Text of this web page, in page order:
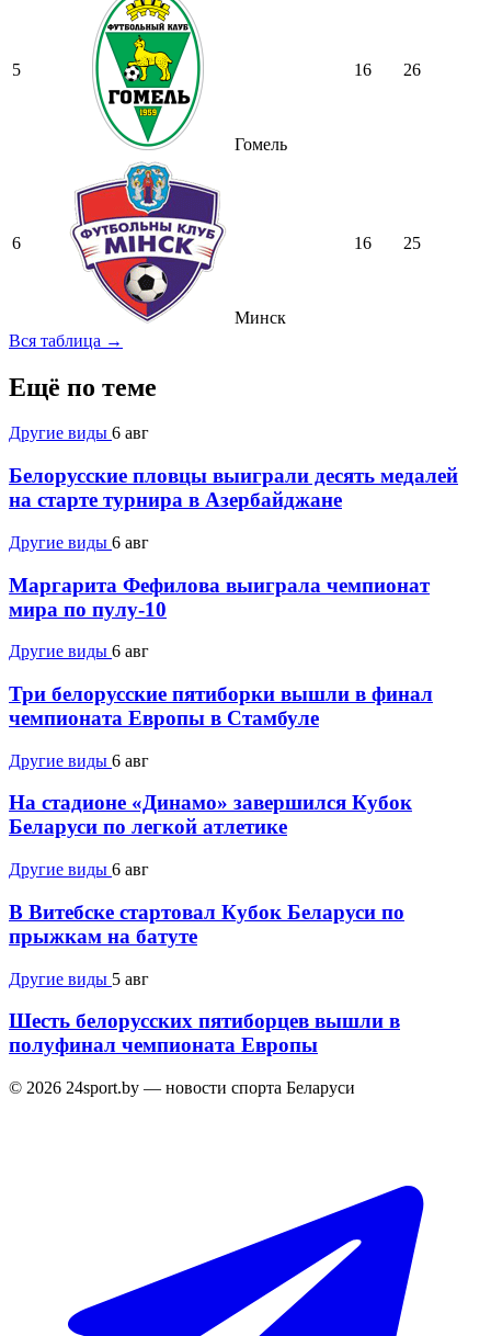
5
Гомель
16 26
6
Минск
16 25
Вся таблица →
Ещё по теме
Другие виды 6 авг
Белорусские пловцы выиграли десять медалей
на старте турнира в Азербайджане
Другие виды 6 авг
Маргарита Фефилова выиграла чемпионат
мира по пулу-10
Другие виды 6 авг
Три белорусские пятиборки вышли в финал
чемпионата Европы в Стамбуле
Другие виды 6 авг
На стадионе «Динамо» завершился Кубок
Беларуси по легкой атлетике
Другие виды 6 авг
В Витебске стартовал Кубок Беларуси по
прыжкам на батуте
Другие виды 5 авг
Шесть белорусских пятиборцев вышли в
полуфинал чемпионата Европы
© 2026 24sport.by — новости спорта Беларуси